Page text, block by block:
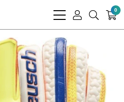
bars
user
search
0